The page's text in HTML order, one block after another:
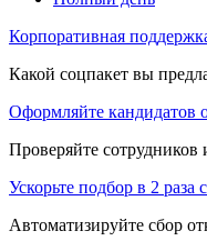
Корпоративная
Какой соцпакет вы
Оформляйте кандидатов
Проверяйте
Ускорьте подбор в 2 раза
Автоматизируйте сбор